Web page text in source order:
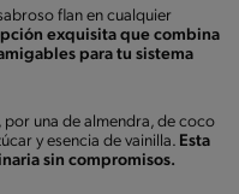
flan en cualquier
exquisita que combina
para tu sistema
por una de almendra, de coco
y esencia de vainilla. Esta
sin compromisos.